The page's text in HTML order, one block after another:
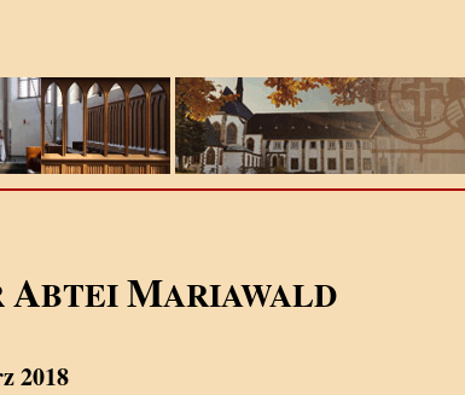
ABTEIMARIAWALD
2018